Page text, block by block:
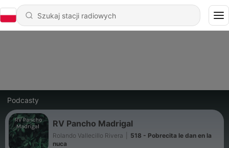
Podcasty
RV Pancho Madrigal
Rolando Vallecillo Rivera
518 - Pobrecita le dan en la
nuca